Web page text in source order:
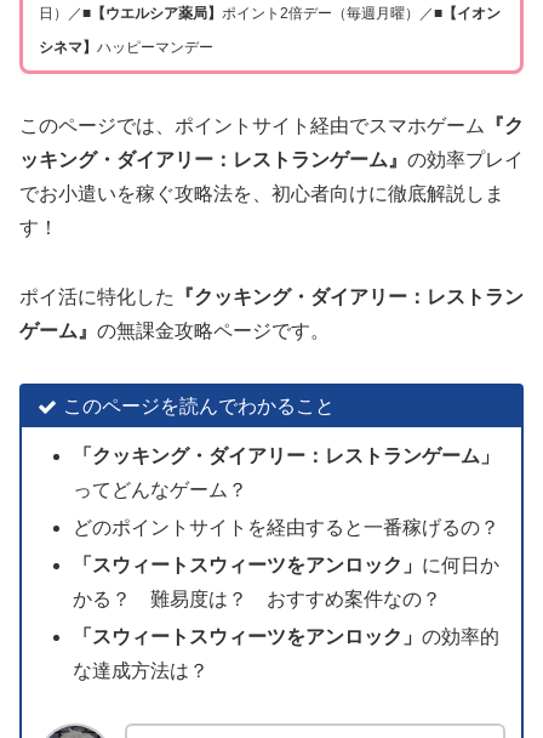
日）／■【ウエルシア薬局】 ポイント2倍デー（毎週月曜）／■【イオン
シネマ】 ハッピーマンデー
このページでは、ポイントサイト経由でスマホゲーム
『ク
ッキング・ダイアリー：レストランゲーム』 の効率プレイ
でお小遣いを稼ぐ攻略法を、初心者向けに徹底解説しま
す！
ポイ活に特化した
『クッキング・ダイアリー：レストラン
ゲーム』 の無課金攻略ページです。
このページを読んでわかること
「 クッキング・ダイアリー：レストランゲーム」
ってどんなゲーム？
どのポイントサイトを経由すると一番稼げるの？
「スウィートスウィーツをアンロック」 に何日か
かる？ 難易度は？ おすすめ案件なの？
「 スウィートスウィーツをアンロック 」 の効率的
な達成方法は？